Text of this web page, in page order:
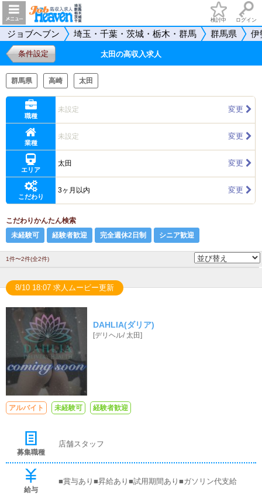
検討中 ログイン
ジョブヘブン 埼玉・千葉・茨城・栃木・群馬 群馬県 伊
条件設定 太田の高収入求人
群馬県 高崎 太田
職種
未設定 変更
業種
未設定 変更
エリア
太田 変更
こだわり
3ヶ月以内 変更
こだわりかんたん検索
未経験可
経験者歓迎 完全週休2日制 シニア歓迎
1件〜2件(全2件)
8/10 18:07 求人ムービー更新
DAHLIA(ダリア)
[デリヘル/ 太田]
アルバイト 未経験可 経験者歓迎
募集職種
店舗スタッフ
給与
■賞与あり■昇給あり■試用期間あり■ガソリン代支給